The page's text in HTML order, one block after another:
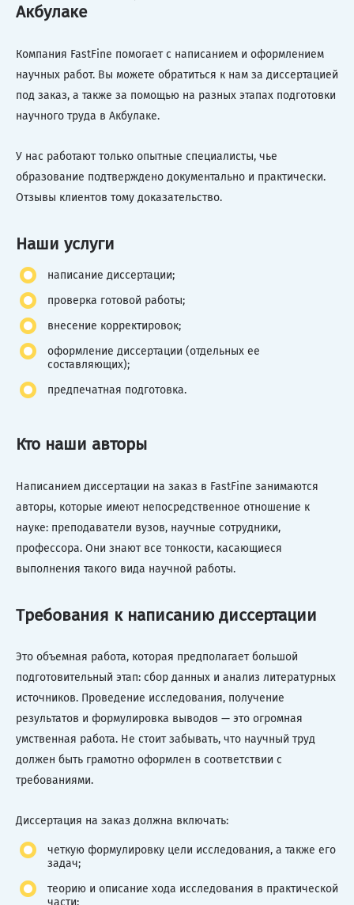
Акбулаке
Компания FastFine помогает с написанием и оформлением
научных работ. Вы можете обратиться к нам за диссертацией
под заказ, а также за помощью на разных этапах подготовки
научного труда в Акбулаке.
У нас работают только опытные специалисты, чье
образование подтверждено документально и практически.
Отзывы клиентов тому доказательство.
Наши услуги
написание диссертации;
проверка готовой работы;
внесение корректировок;
оформление диссертации (отдельных ее
составляющих);
предпечатная подготовка.
Кто наши авторы
Написанием диссертации на заказ в FastFine занимаются
авторы, которые имеют непосредственное отношение к
науке: преподаватели вузов, научные сотрудники,
профессора. Они знают все тонкости, касающиеся
выполнения такого вида научной работы.
Требования к написанию диссертации
Это объемная работа, которая предполагает большой
подготовительный этап: сбор данных и анализ литературных
источников. Проведение исследования, получение
результатов и формулировка выводов — это огромная
умственная работа. Не стоит забывать, что научный труд
должен быть грамотно оформлен в соответствии с
требованиями.
Диссертация на заказ должна включать:
четкую формулировку цели исследования, а также его
задач;
теорию и описание хода исследования в практической